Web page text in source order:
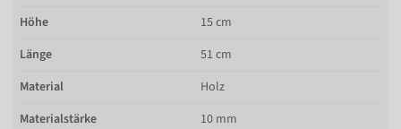
Höhe
15 cm
Länge
51 cm
Material
Holz
Materialstärke
10 mm